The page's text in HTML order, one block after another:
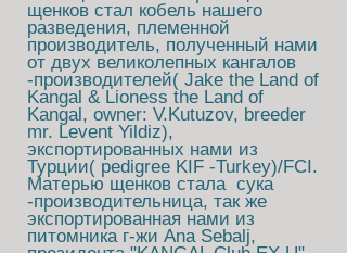
щенков стал кобель нашего
разведения, племенной
производитель, полученный нами
от двух великолепных кангалов
-производителей( Jake the Land of
Kangal & Lioness the Land of
Kangal, owner: V.Kutuzov, breeder
mr. Levent Yildiz),
экспортированных нами из
Турции( pedigree KIF -Turkey)/FCI.
Матерью щенков стала сука
-производительница, так же
экспортированная нами из
питомника г-жи Ana Sebalj,